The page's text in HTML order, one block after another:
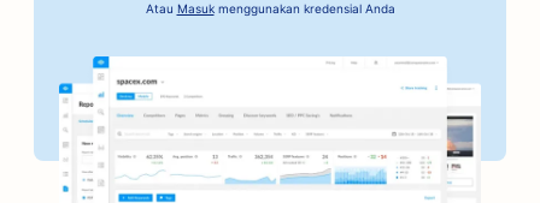
SEO untuk Tempat Pangkas Rambut
SEO untuk Bank
SEO untuk Toko Buku
Atau Masukmenggunakan kredensial Anda